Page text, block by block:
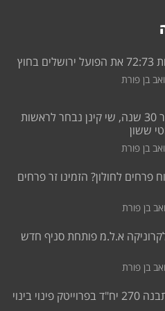
בן פורת
מהפך בחולון: לאחר 30 שנה, שי קינן נבחר לראשות
ששון
בן פורת
פרחים לחולון? הזמינו זר פרחים
בן פורת
א.ל.מ פותחת סניף חדש
בן פורת
חברת אורון נדל"ן תבנה 270 יח"ד בפרוייטק פינוי בינוי